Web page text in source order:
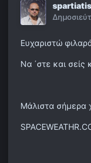
spartiatis
Ευχαριστώ
Να ΄στε και σείς
Μάλιστα σήμερα